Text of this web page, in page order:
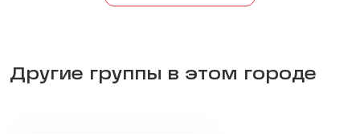
Другие группы в этом городе